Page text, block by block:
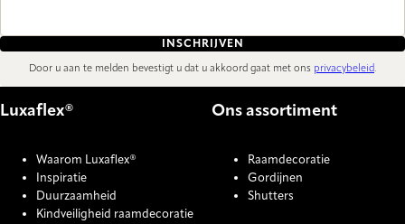
INSCHRIJVEN
Door u aan te melden bevestigt u dat u akkoord gaat met ons privacybeleid.
Luxaflex®
Waarom Luxaflex®
Inspiratie
Duurzaamheid
Kindveiligheid raamdecoratie
Ons assortiment
Raamdecoratie
Gordijnen
Shutters